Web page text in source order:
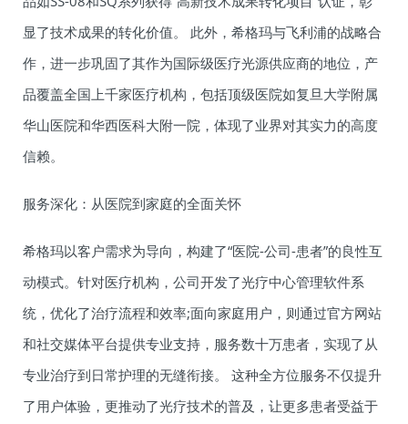
显了技术成果的转化价值。 此外，希格玛与飞利浦的战略合
作，进一步巩固了其作为国际级医疗光源供应商的地位，产
品覆盖全国上千家医疗机构，包括顶级医院如复旦大学附属
华山医院和华西医科大附一院，体现了业界对其实力的高度
信赖。
服务深化：从医院到家庭的全面关怀
希格玛以客户需求为导向，构建了“医院-公司-患者”的良性互
动模式。针对医疗机构，公司开发了光疗中心管理软件系
统，优化了治疗流程和效率;面向家庭用户，则通过官方网站
和社交媒体平台提供专业支持，服务数十万患者，实现了从
专业治疗到日常护理的无缝衔接。 这种全方位服务不仅提升
了用户体验，更推动了光疗技术的普及，让更多患者受益于